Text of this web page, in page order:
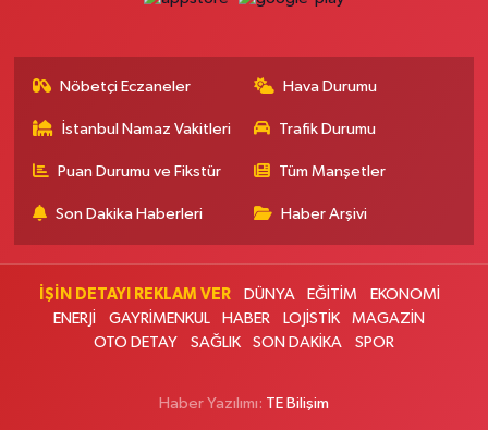
Çağdaş Eczanesi
Buse Eczanesi
Döner'in arka sokağı, ŞOK marketin yanı
0 (216) 680 06 58 Yol Tarifi Al
Tahtakale Mahallesi Firuze Çiçeği Sokak 4S Dükkan: 128 Ispartakule
Nöbetçi Eczaneler Hava Durumu
İstanbul Namaz Vakitleri Trafik Durumu
Puan Durumu ve Fikstür Tüm Manşetler
Son Dakika Haberleri Haber Arşivi
İŞİN DETAYI REKLAM VER DÜNYA EĞİTİM
EKONOMİ
ENERJİ
GAYRİMENKUL HABER LOJİSTİK
MAGAZİN
OTO DETAY
SAĞLIK SON DAKİKA SPOR
Haber Yazılımı: TE Bilişim